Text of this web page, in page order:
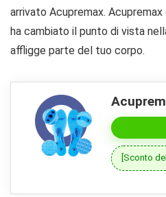
arrivato Acupremax.
ha cambiato il punto di vista
affligge parte del tuo corpo.
[Sconto